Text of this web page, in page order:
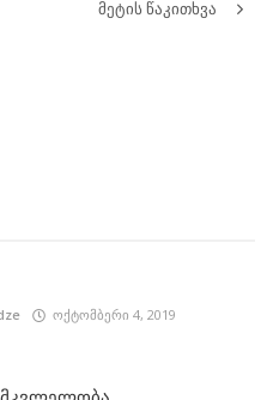
მეტის წაკითხვა
ოქტომბერი 4, 2019